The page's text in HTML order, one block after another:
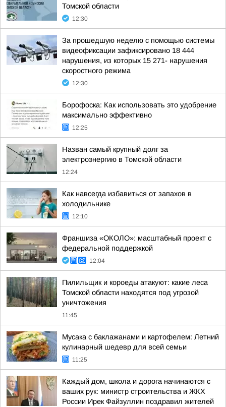
Томской области
12:30
За прошедшую неделю с помощью системы
видеофиксации зафиксировано 18 444
нарушения, из которых 15 271- нарушения
скоростного режима
12:30
Борофоска: Как использовать это удобрение
максимально эффективно
12:25
Назван самый крупный долг за
электроэнергию в Томской области
12:24
Как навсегда избавиться от запахов в
холодильнике
12:10
Франшиза «ОКОЛО»: масштабный проект с
федеральной поддержкой
12:04
Пилильщик и короеды атакуют: какие леса
Томской области находятся под угрозой
уничтожения
11:45
Мусака с баклажанами и картофелем: Летний
кулинарный шедевр для всей семьи
11:25
Каждый дом, школа и дорога начинаются с
ваших рук: министр строительства и ЖКХ
России Ирек Файзуллин поздравил жителей